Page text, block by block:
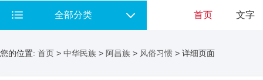
全部分类 首页 文字
您的位置: 首页 > 中华民族 > 阿昌族 > 风俗习惯 > 详细页面